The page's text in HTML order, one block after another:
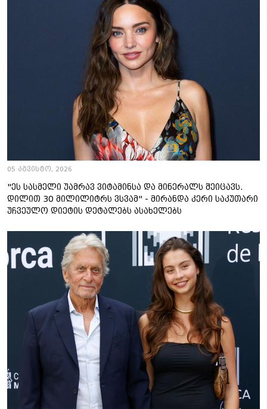
05 აგვისტო, 2026
"ეს სასმელი უამრავ ვიტამინსა და მინერალს შეიცავს.
დილით 30 მილილიტრს ვსვამ" - მირანდა კერი საკუთარი
უჩვეულო დიეტის დეტალებს ასახელებს